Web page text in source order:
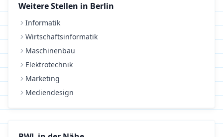
Weitere Stellen in Berlin
Informatik
Wirtschaftsinformatik
Maschinenbau
Elektrotechnik
Marketing
Mediendesign